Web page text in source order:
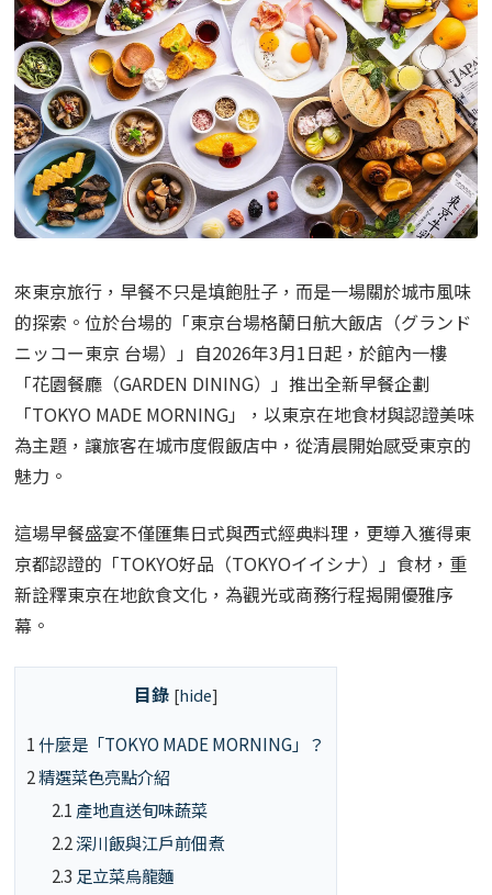
來東京旅行，早餐不只是填飽肚子，而是一場關於城市風味
的探索。位於台場的「東京台場格蘭日航大飯店（グランド
ニッコー東京 台場）」自2026年3月1日起，於館內一樓
「花園餐廳（GARDEN DINING）」推出全新早餐企劃
「TOKYO MADE MORNING」，以東京在地食材與認證美味
為主題，讓旅客在城市度假飯店中，從清晨開始感受東京的
魅力。
這場早餐盛宴不僅匯集日式與西式經典料理，更導入獲得東
京都認證的「TOKYO好品（TOKYOイイシナ）」食材，重
新詮釋東京在地飲食文化，為觀光或商務行程揭開優雅序
幕。
目錄 [hide]
1什麼是「TOKYO MADE MORNING」？
2精選菜色亮點介紹
2.1 產地直送旬味蔬菜
2.2深川飯與江戶前佃煮
2.3 足立菜烏龍麵